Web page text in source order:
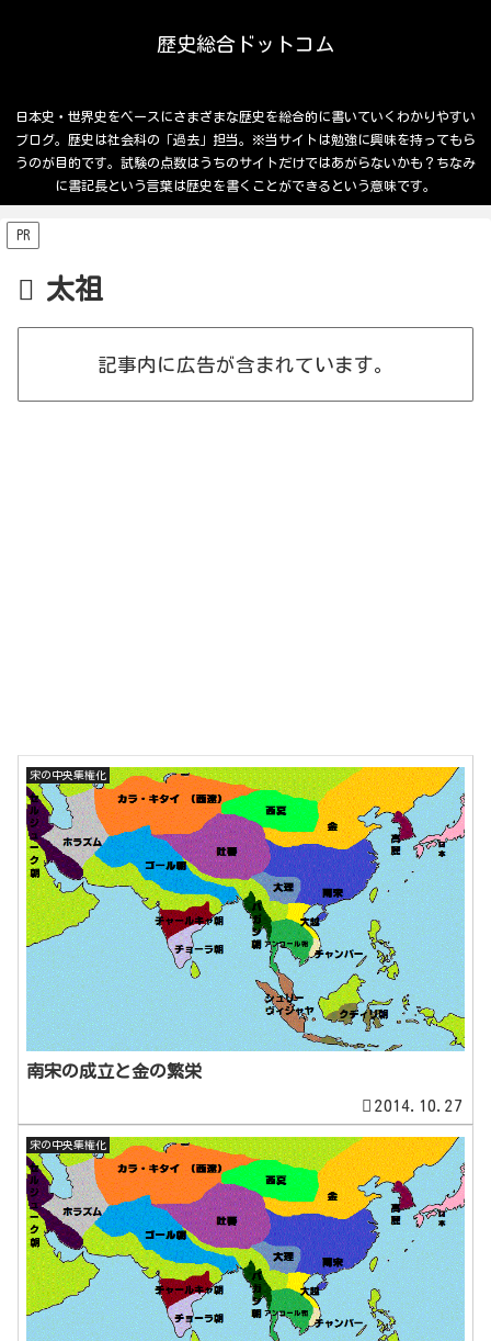
歴史総合ドットコム
日本史・世界史をベースにさまざまな歴史を総合的に書いていくわかりやすい
ブログ。歴史は社会科の「過去」担当。※当サイトは勉強に興味を持ってもら
うのが目的です。試験の点数はうちのサイトだけではあがらないかも？ちなみ
に書記長という言葉は歴史を書くことができるという意味です。
PR
太祖
記事内に広告が含まれています。
宋の中央集権化
南宋の成立と金の繁栄
2014.10.27
宋の中央集権化